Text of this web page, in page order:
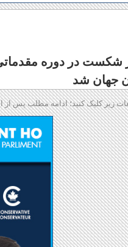
شکست در دوره
جهان شد
زیر کلیک کنید؛ ادامه مطلب پس از